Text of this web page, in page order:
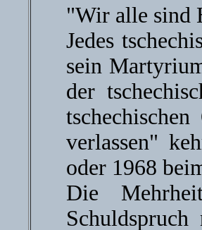
"Wir alle sind
Jedes
sein
der
verlassen"
oder 1968
Die